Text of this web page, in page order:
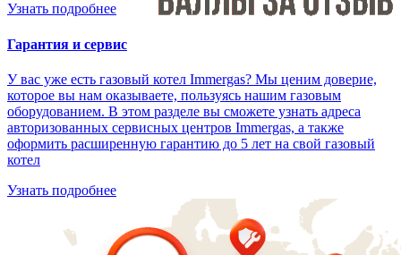
Узнать подробнее
Гарантия и сервис
У вас уже есть газовый котел Immergas? Мы ценим доверие,
которое вы нам оказываете, пользуясь нашим газовым
оборудованием. В этом разделе вы сможете узнать адреса
авторизованных сервисных центров Immergas, а также
оформить расширенную гарантию до 5 лет на свой газовый
котел
Узнать подробнее